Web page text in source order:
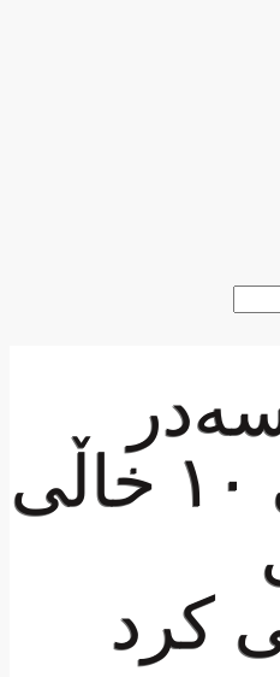
پەیامێکی ١٠ خاڵی
کرد